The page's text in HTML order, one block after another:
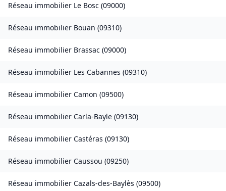
Réseau immobilier Le Bosc (09000)
Réseau immobilier Bouan (09310)
Réseau immobilier Brassac (09000)
Réseau immobilier Les Cabannes (09310)
Réseau immobilier Camon (09500)
Réseau immobilier Carla-Bayle (09130)
Réseau immobilier Castéras (09130)
Réseau immobilier Caussou (09250)
Réseau immobilier Cazals-des-Baylès (09500)